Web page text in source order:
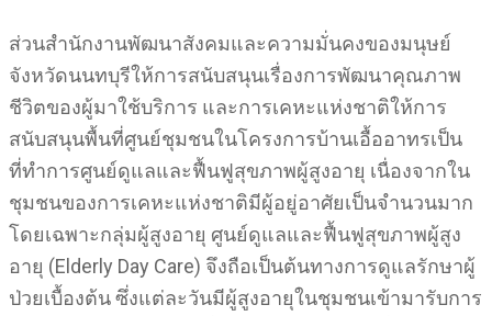
ส่วนสำนักงานพัฒนาสังคมและความมั่นคงของมนุษย์
จังหวัดนนทบุรีให้การสนับสนุนเรื่องการพัฒนาคุณภาพ
ชีวิตของผู้มาใช้บริการ และการเคหะแห่งชาติให้การ
สนับสนุนพื้นที่ศูนย์ชุมชนในโครงการบ้านเอื้ออาทรเป็น
ที่ทำการศูนย์ดูแลและฟื้นฟูสุขภาพผู้สูงอายุ เนื่องจากใน
ชุมชนของการเคหะแห่งชาติมีผู้อยู่อาศัยเป็นจำนวนมาก
โดยเฉพาะกลุ่มผู้สูงอายุ ศูนย์ดูแลและฟื้นฟูสุขภาพผู้สูง
อายุ (Elderly Day Care) จึงถือเป็นต้นทางการดูแลรักษาผู้
ป่วยเบื้องต้น ซึ่งแต่ละวันมีผู้สูงอายุในชุมชนเข้ามารับการ